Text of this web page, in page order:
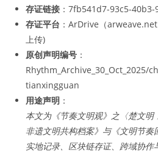
存证链接 ：7fb541d7-93c5-
存证平台 ：ArDrive（
上传)
原创声明编号 ：
Rhythm_Archive_30_Oct_2025/
tianxingguan
用途声明 ：
本文为《节奏文明观》之〈楚文明
非遗文明共构档案》与《文明节
实地记录、区块链存证、跨域协作